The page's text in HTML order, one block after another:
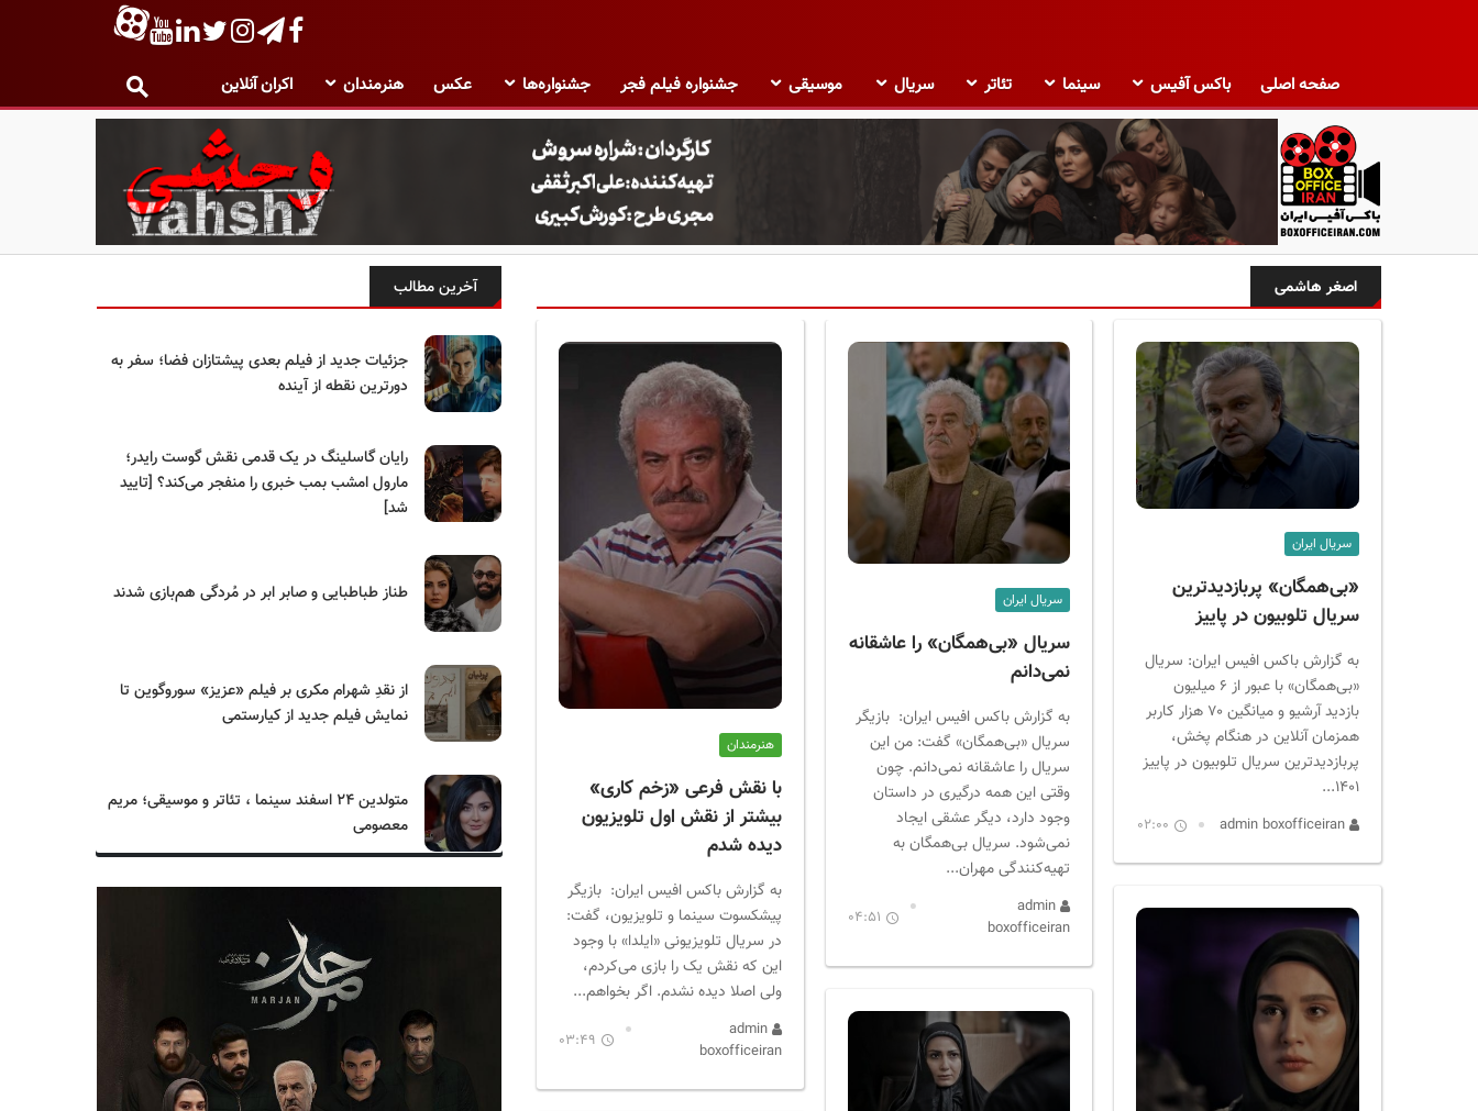
صفحه اصلی باکس آفیس سینما تئاتر سریال موسیقی جشنواره فیلم فجر جشنواره‌ها عکس هنرمندان اکران آنلاین
ب
ک
س
اصغر هاشمی
سریال ایران
«بی‌همگان» پربازدیدترین
سریال تلوبیون در پاییز
به گزارش باکس افیس ایران: سریال
«بی‌همگان» با عبور از ۶ میلیون
بازدید آرشیو و میانگین ۷۰ هزار کاربر
همزمان آنلاین در هنگام پخش،
پربازدیدترین سریال تلوبیون در پاییز
۱۴۰۱...
02:00
سریال ایران
سریال «بی‌همگان» را عاشقانه
نمی‌دانم
به گزارش باکس افیس ایران: بازیگر
سریال «بی‌همگان» گفت: من این
سریال را عاشقانه نمی‌دانم. چون
وقتی این همه درگیری در داستان
وجود دارد، دیگر عشقی ایجاد
نمی‌شود. سریال بی‌همگان به
تهیه‌کنندگی مهران...
admin
boxofficeiran
04:51
هنرمندان
با نقش فرعی «زخم کاری»
بیشتر از نقش اول تلویزیون
دیده شدم
به گزارش باکس افیس ایران: بازیگر
پیشکسوت سینما و تلویزیون، گفت:
در سریال تلویزیونی «ایلدا» با وجود
این که نقش یک را بازی می‌کردم،
ولی اصلا دیده نشدم. اگر بخواهم...
admin
boxofficeiran
03:49
آخرین مطالب
جزئیات جدید از فیلم بعدی پیشتازان فضا؛ سفر به
دورترین نقطه از آینده
رایان گاسلینگ در یک قدمی نقش گوست رایدر؛
مارول امشب بمب خبری را منفجر می‌کند؟ [تایید
شد]
طناز طباطبایی و صابر ابر در مُردگی هم‌بازی شدند
از نقدِ شهرام مکری بر فیلم «عزیز» سوروگوین تا
نمایش فیلم جدید از کیارستمی
متولدین ۲۴ اسفند سینما ، تئاتر و موسیقی؛ مریم
معصومی